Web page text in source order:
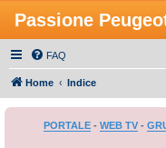
Passione
FAQ
Home Indice
PORTALE- WEB TV-